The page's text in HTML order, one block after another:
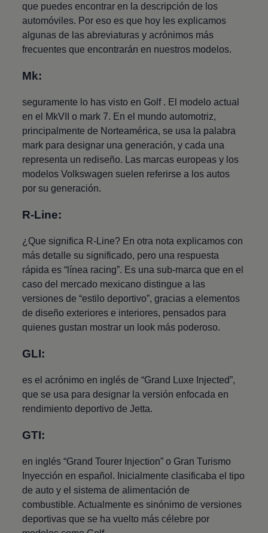
que puedes encontrar en la descripción de los
automóviles. Por eso es que hoy les explicamos
algunas de las abreviaturas y acrónimos más
frecuentes que encontrarán en nuestros modelos.
Mk:
seguramente lo has visto en Golf. El modelo actual
en el MkVII o mark 7. En el mundo automotriz,
principalmente de Norteamérica, se usa la palabra
mark para designar una generación, y cada una
representa un rediseño. Las marcas europeas y los
modelos Volkswagen suelen referirse a los autos
por su generación.
R-Line:
¿Que significa R-Line? En otra nota explicamos con
más detalle su significado, pero una respuesta
rápida es “línea racing”. Es una sub-marca que en el
caso del mercado mexicano distingue a las
versiones de “estilo deportivo”, gracias a elementos
de diseño exteriores e interiores, pensados para
quienes gustan mostrar un look más poderoso.
GLI:
es el acrónimo en inglés de “Grand Luxe Injected”,
que se usa para designar la versión enfocada en
rendimiento deportivo de Jetta.
GTI:
en inglés “Grand Tourer Injection” o Gran Turismo
Inyección en español. Inicialmente clasificaba el tipo
de auto y el sistema de alimentación de
combustible. Actualmente es sinónimo de versiones
deportivas que se ha vuelto más célebre por